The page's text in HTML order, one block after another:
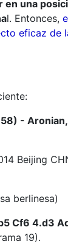
en una
l. Entonces,
eficaz de
-
Beijing
berlinesa)
Cf6 4.d3
19).